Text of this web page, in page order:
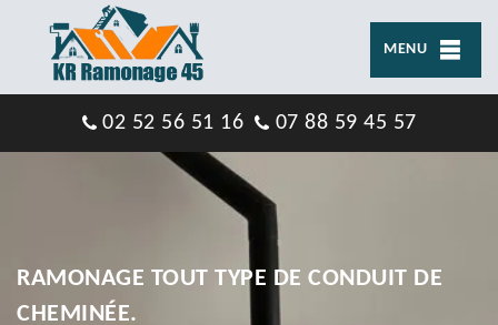
MENU
02 52 56 51 16 07 88 59 45 57
RAMONAGE TOUT TYPE DE CONDUIT DE
CHEMINÉE.